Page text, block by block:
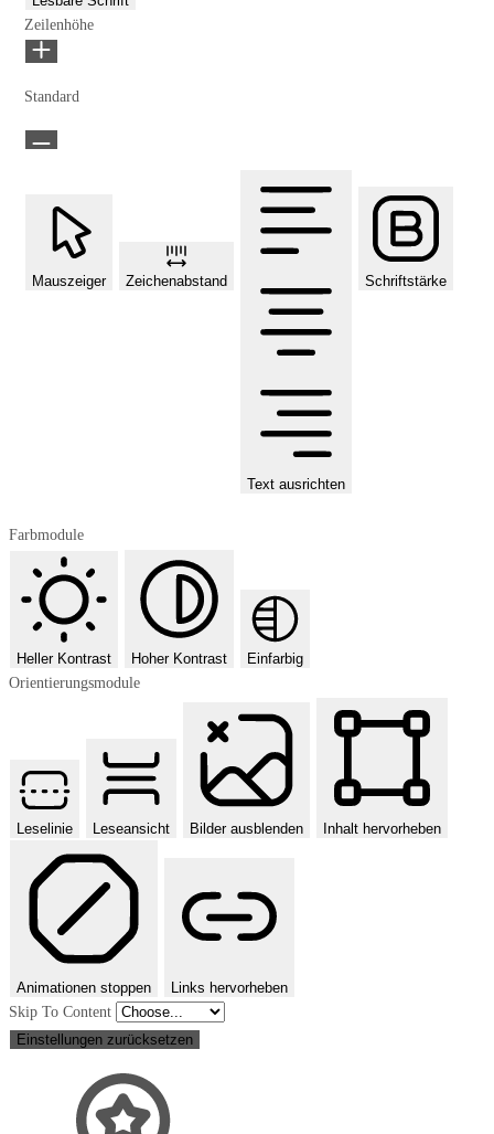
Zeilenhöhe
Standard
Mauszeiger Zeichenabstand
Text ausrichten
Schriftstärke
Farbmodule
Heller Kontrast Hoher Kontrast
Einfarbig
Orientierungsmodule
Leselinie Leseansicht Bilder ausblenden Inhalt hervorheben
Animationen stoppen
Links hervorheben
Skip To Content
Einstellungen zurücksetzen